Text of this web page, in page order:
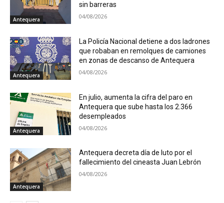
Antequera
sin barreras
04/08/2026
Antequera
La Policía Nacional detiene a dos ladrones
que robaban en remolques de camiones
en zonas de descanso de Antequera
04/08/2026
Antequera
En julio, aumenta la cifra del paro en
Antequera que sube hasta los 2.366
desempleados
04/08/2026
Antequera
Antequera decreta día de luto por el
fallecimiento del cineasta Juan Lebrón
04/08/2026